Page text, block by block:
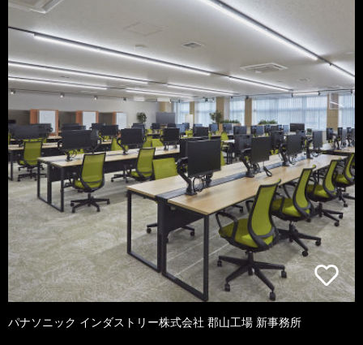
パナソニック インダストリー株式会社 郡山工場 新事務所